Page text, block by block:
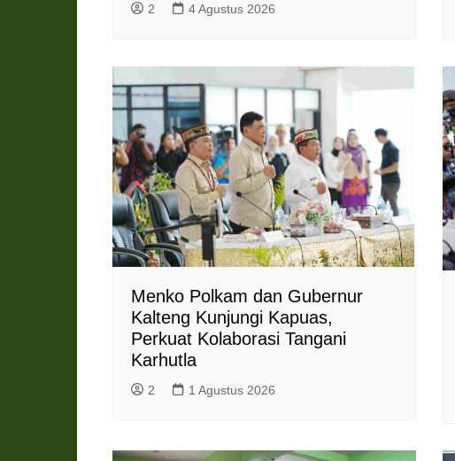
2 4 Agustus 2026
Menko Polkam dan Gubernur
Kalteng Kunjungi Kapuas,
Perkuat Kolaborasi Tangani
Karhutla
2 1 Agustus 2026